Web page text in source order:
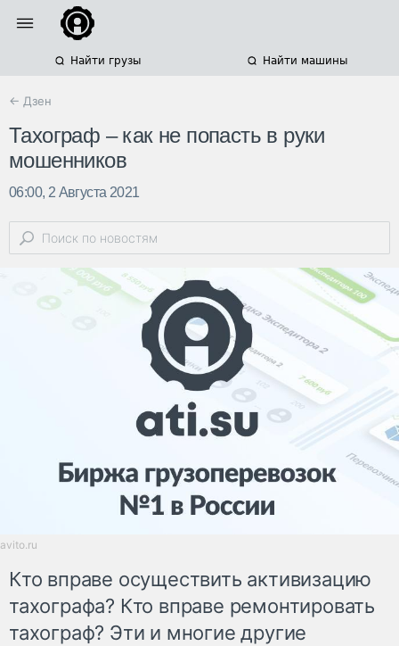
Найти грузы Найти машины
← Дзен
Тахограф – как не попасть в руки
мошенников
06:00, 2 Августа 2021
avito.ru
Кто вправе осуществить активизацию
тахографа? Кто вправе ремонтировать
тахограф? Эти и многие другие